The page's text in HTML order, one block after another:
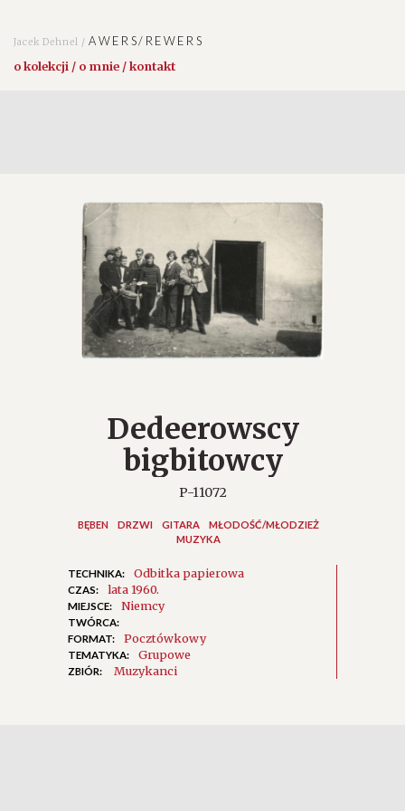
Jacek Dehnel /AWERS/REWERS
o kolekcji / o mnie / kontakt
Dedeerowscy
bigbitowcy
P-11072
BĘBEN DRZWI GITARA
MŁODOŚĆ/MŁODZIEŻ
MUZYKA
TECHNIKA: Odbitka papierowa
CZAS: lata 1960.
MIEJSCE: Niemcy
TWÓRCA:
FORMAT:
Pocztówkowy
TEMATYKA: Grupowe
ZBIÓR: Muzykanci